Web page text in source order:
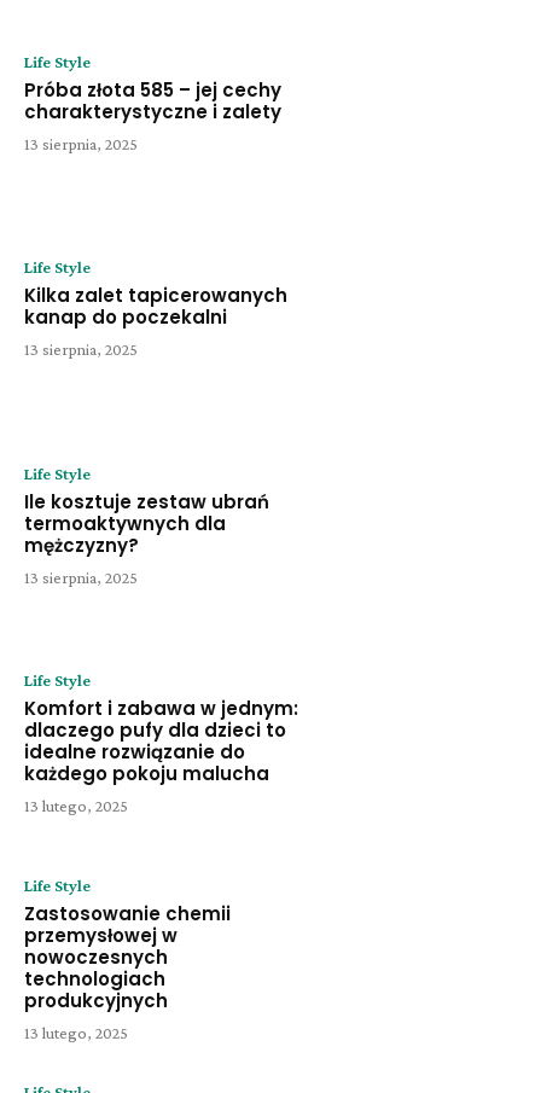
Life Style
Próba złota 585 – jej cechy
charakterystyczne i zalety
13 sierpnia, 2025
Life Style
Kilka zalet tapicerowanych
kanap do poczekalni
13 sierpnia, 2025
Life Style
Ile kosztuje zestaw ubrań
termoaktywnych dla
mężczyzny?
13 sierpnia, 2025
Life Style
Komfort i zabawa w jednym:
dlaczego pufy dla dzieci to
idealne rozwiązanie do
każdego pokoju malucha
13 lutego, 2025
Life Style
Zastosowanie chemii
przemysłowej w
nowoczesnych
technologiach
produkcyjnych
13 lutego, 2025